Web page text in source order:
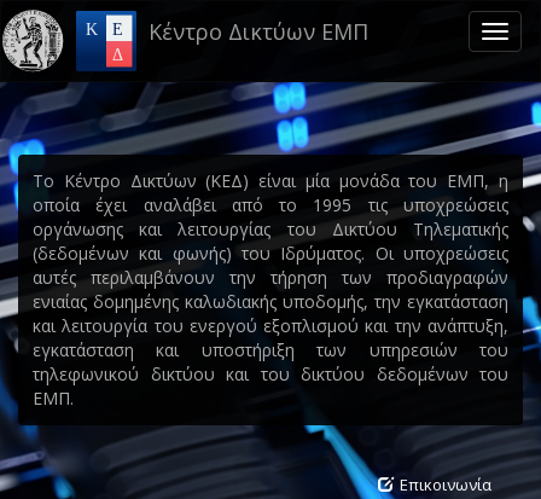
Skip
to
main
content
Κέντρο Δικτύων ΕΜΠ
Toggle
Το Κέντρο Δικτύων (ΚΕΔ) είναι μία μονάδα του ΕΜΠ, η
οποία έχει αναλάβει από το 1995 τις υποχρεώσεις
οργάνωσης και λειτουργίας του Δικτύου Τηλεματικής
(δεδομένων και φωνής) του Ιδρύματος. Οι υποχρεώσεις
αυτές περιλαμβάνουν την τήρηση των προδιαγραφών
ενιαίας δομημένης καλωδιακής υποδομής, την εγκατάσταση
και λειτουργία του ενεργού εξοπλισμού και την ανάπτυξη,
εγκατάσταση και υποστήριξη των υπηρεσιών του
τηλεφωνικού δικτύου και του δικτύου δεδομένων του
ΕΜΠ.
Επικοινωνία